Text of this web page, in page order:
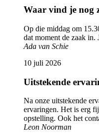
Waar vind je nog
Op die middag om
dat moment de zaak
Ada van Schie
10 juli 2026
Uitstekende
Na onze uitstekende
ervaringen. Het is erg
opstelling. Ook het
Leon Noorman